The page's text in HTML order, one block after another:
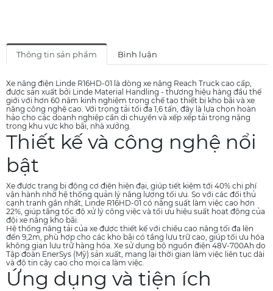
Thông tin sản phẩm Bình luận
Xe nâng điện Linde R16HD-01 là dòng xe nâng Reach Truck cao cấp,
được sản xuất bởi Linde Material Handling - thương hiệu hàng đầu thế
giới với hơn 60 năm kinh nghiệm trong chế tạo thiết bị kho bãi và xe
nâng công nghệ cao. Với trọng tải tối đa 1,6 tấn, đây là lựa chọn hoàn
hảo cho các doanh nghiệp cần di chuyển và xếp xếp tải trọng nặng
trong khu vực kho bãi, nhà xưởng.
Thiết kế và công nghệ nổi
bật
Xe được trang bị động cơ điện hiện đại, giúp tiết kiệm tới 40% chi phí
vận hành nhờ hệ thống quản lý năng lượng tối ưu. So với các đối thủ
cạnh tranh gần nhất, Linde R16HD-01 có năng suất làm việc cao hơn
22%, giúp tăng tốc độ xử lý công việc và tối ưu hiệu suất hoạt động của
đội xe nâng kho bãi.
Hệ thống nâng tải của xe được thiết kế với chiều cao nâng tối đa lên
đến 9,2m, phù hợp cho các kho bãi có tầng lưu trữ cao, giúp tối ưu hóa
không gian lưu trữ hàng hóa. Xe sử dụng bộ nguồn điện 48V-700Ah do
Tập đoàn EnerSys (Mỹ) sản xuất, mang lại thời gian làm việc liên tục dài
và độ tin cậy cao cho mọi ca làm việc.
Ứng dụng và tiện ích